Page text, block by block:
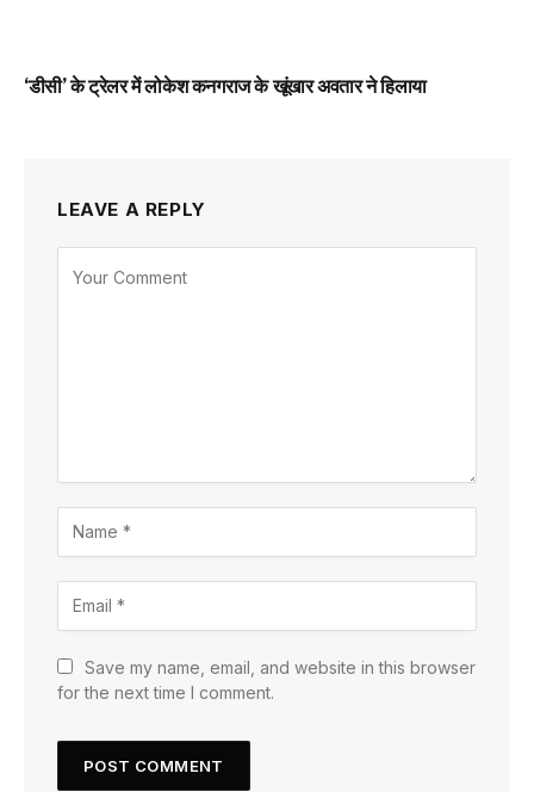
‘डीसी’ के ट्रेलर में लोकेश कनगराज के खूंखार अवतार ने हिलाया
LEAVE A REPLY
Save my name, email, and website in this browser
for the next time I comment.